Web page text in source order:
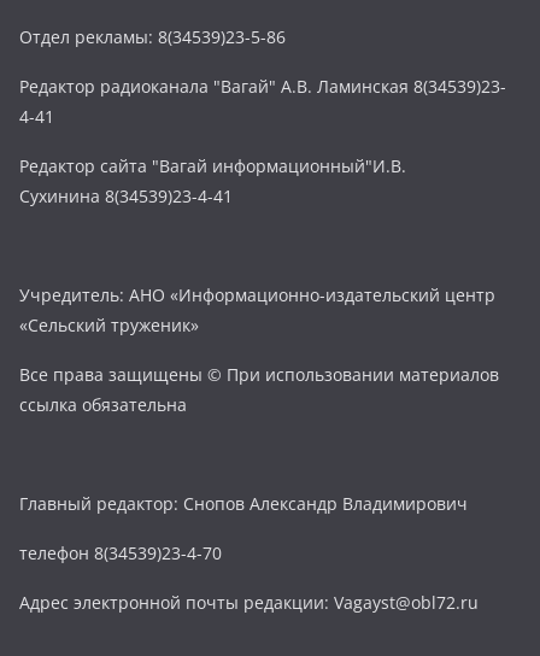
Отдел рекламы: 8(34539)23-5-86
Редактор радиоканала "Вагай" А.В. Ламинская 8(34539)23-
4-41
Редактор сайта "Вагай информационный"И.В.
Сухинина 8(34539)23-4-41
Учредитель: АНО «Информационно-издательский центр
«Сельский труженик»
Все права защищены © При использовании материалов
ссылка обязательна
Главный редактор: Снопов Александр Владимирович
телефон 8(34539)23-4-70
Адрес электронной почты редакции: Vagayst@obl72.ru